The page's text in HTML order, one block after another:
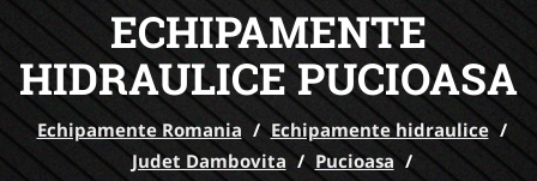
ECHIPAMENTE
HIDRAULICE PUCIOASA
Echipamente Romania / Echipamente hidraulice /
Judet Dambovita / Pucioasa /